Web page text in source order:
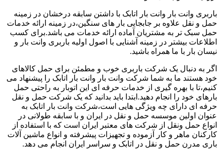
باربری وانت بار وانت بار اتابک با داشتن سابقه درخشان در زمینه
حمل و نقل علاوه بر جابجایی بار های سنگین،در زمینه ارائه خدمات
حمل سبک تر به مشتریان آماده ارائه خدمات می باشد.برای کسب
اطلاعات بیشتر در زمینه آشنایی با اصول اولیه باربری وانت بار و
نیسان بار با ما همراه باشید.
اگر به دنبال یک شرکت باربری خوب و مطمئن برای حمل کالاهای
خود هستند ما به شما شرکت وانت بار وانت بار اتابک را پیشنهاد می
کنیم،تا با بهره گیری از خدمات حرفه ای این اتوبار به راحتی حمل
بارهای خود را انجام دهید.ابتدا باید بدانید که یک شرکت حمل و نقل
حرفه ای دارای چه ویژگی هایی است،شرکت وانت بار اتابک به
عنوان اولین موسسه حمل و نقل در ایران و با سابقه طولانی در
انواع حمل ونقل از شرکت های معتبر ایران است که با استفاده از
کارکنان ماهر و کار آزموده و تجهیزات پیشرفته و انواع ماشین آلات
باری مدرن حمل و نقل در اتابک و سراسر ایران انجام می دهد.